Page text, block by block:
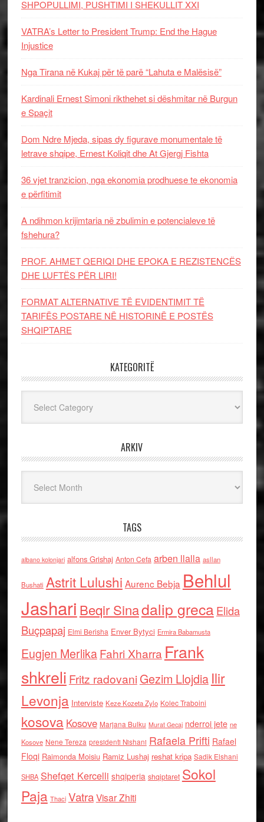
SHPOPULLIMI, PUSHTIMI I SHEKULLIT XXI
VATRA’s Letter to President Trump: End the Hague
Injustice
Nga Tirana në Kukaj për të parë “Lahuta e Malësisë”
Kardinali Ernest Simoni rikthehet si dëshmitar në Burgun
e Spaçit
Dom Ndre Mjeda, sipas dy figurave monumentale të
letrave shqipe, Ernest Koliqit dhe At Gjergj Fishta
36 vjet tranzicion, nga ekonomia prodhuese te ekonomia
e përfitimit
A ndihmon krijimtaria në zbulimin e potencialeve të
fshehura?
PROF. AHMET QERIQI DHE EPOKA E REZISTENCЁS
DHE LUFTЁS PЁR LIRI!
FORMAT ALTERNATIVE TË EVIDENTIMIT TË
TARIFËS POSTARE NË HISTORINË E POSTËS
SHQIPTARE
KATEGORITË
ARKIV
TAGS
albano kolonjari alfons Grishaj Anton Cefa arben llalla asllan
Bushati Astrit Lulushi Aurenc Bebja Behlul
Jashari Beqir Sinadalip grecaElida
Buçpapaj Elmi Berisha Enver Bytyci Ermira Babamusta
Eugjen MerlikaFahri Xharra Frank
shkreli Fritz radovaniGezim Llojdia Ilir
Levonja Interviste Keze Kozeta Zylo Kolec Traboini
kosova Kosove Marjana Bulku Murat Gecaj nderroi jete ne
Kosove Nene Tereza presidenti Nishani Rafaela Prifti Rafael
Floqi Raimonda Moisiu Ramiz Lushaj reshat kripa Sadik Elshani
SHBA Shefqet Kercelli shqiperia shqiptaret Sokol
Paja Thaci VatraVisar Zhiti